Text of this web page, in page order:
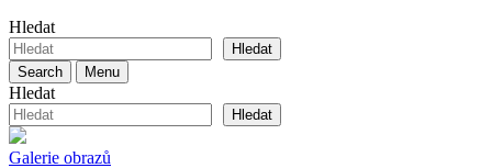
Hledat
Hledat
Search
Menu
Hledat
Hledat
Galerie obrazů